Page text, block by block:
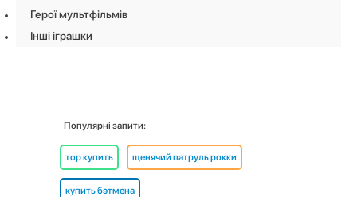
Герої мультфільмів
Інші іграшки
Популярні запити:
тор купить щенячий патруль рокки
купить бэтмена